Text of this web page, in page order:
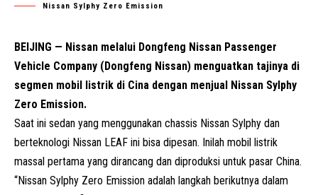
Nissan Sylphy Zero Emission
BEIJING — Nissan melalui Dongfeng Nissan Passenger
Vehicle Company (Dongfeng Nissan) menguatkan tajinya di
segmen mobil listrik di Cina dengan menjual Nissan Sylphy
Zero Emission.
Saat ini sedan yang menggunakan chassis Nissan Sylphy dan
berteknologi Nissan LEAF ini bisa dipesan. Inilah mobil listrik
massal pertama yang dirancang dan diproduksi untuk pasar China.
“Nissan Sylphy Zero Emission adalah langkah berikutnya dalam